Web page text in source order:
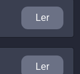
Ler
Ler